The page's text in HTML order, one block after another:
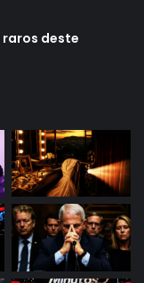
raros deste